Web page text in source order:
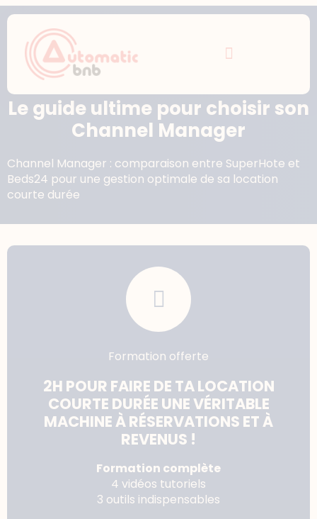
Le guide ultime pour choisir son
Channel Manager
Channel Manager : comparaison entre SuperHote et
Beds24 pour une gestion optimale de sa location
courte durée
Formation offerte
2H POUR FAIRE DE TA LOCATION
COURTE DURÉE UNE VÉRITABLE
MACHINE À RÉSERVATIONS ET À
REVENUS !
Formation complète
4 vidéos tutoriels
3 outils indispensables